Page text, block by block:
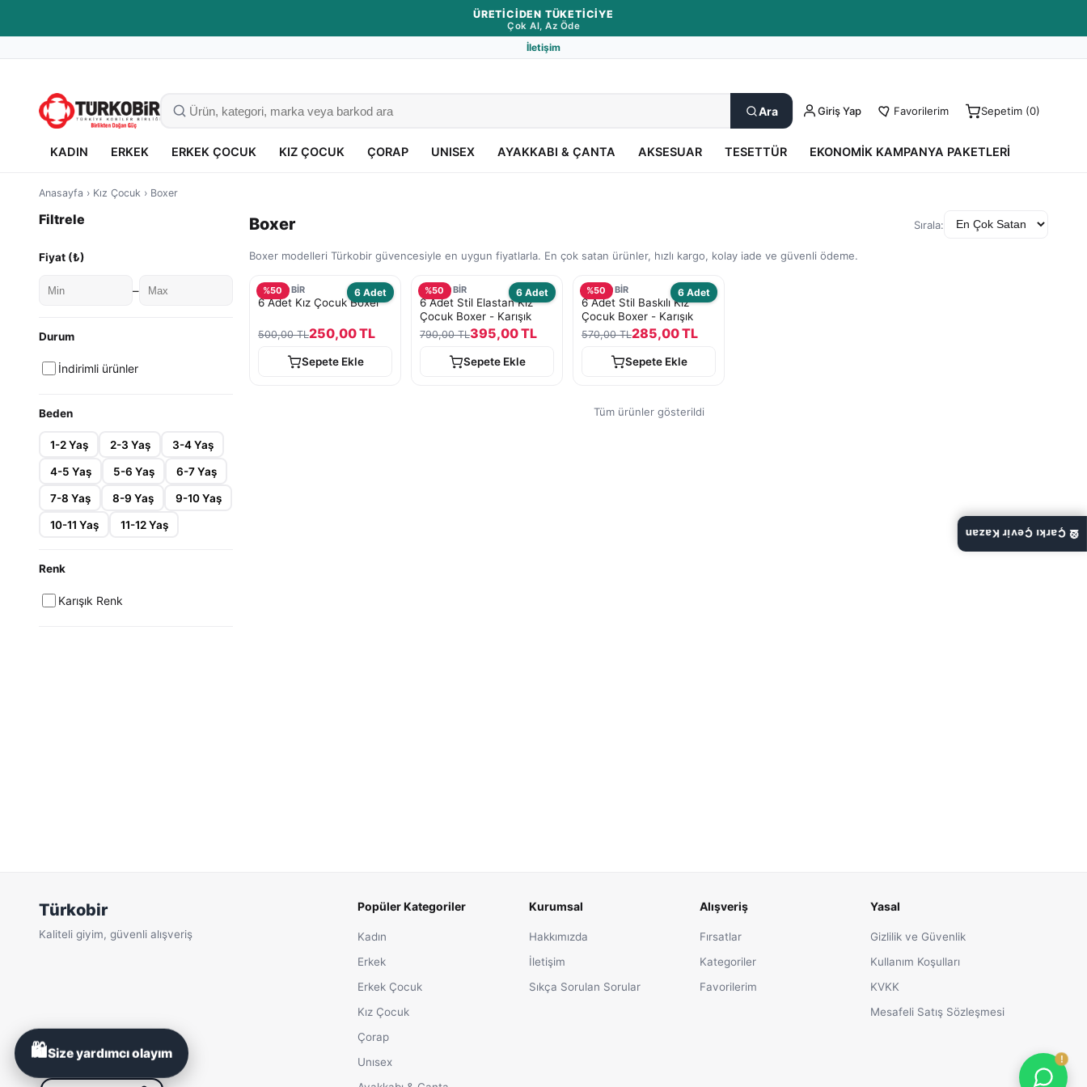
ÜRETICIDEN TÜKETICIYE
Çok Al, Az Öde
İletişim
Ara Giriş Yap Favorilerim Sepetim (0)
KADIN ERKEK ERKEK ÇOCUK KIZ ÇOCUK ÇORAP UNISEX AYAKKABI & ÇANTA AKSESUAR TESETTÜR EKONOMIK KAMPANYA PAKETLERI
Anasayfa › Kız Çocuk › Boxer
Filtrele
Fiyat (₺)
–
Durum
İndirimli ürünler
Beden
1-2 Yaş 2-3 Yaş 3-4 Yaş
4-5 Yaş 5-6 Yaş 6-7 Yaş
7-8 Yaş 8-9 Yaş 9-10 Yaş
10-11 Yaş 11-12 Yaş
Renk
Karışık Renk
Boxer Sırala:
Boxer modelleri Türkobir güvencesiyle en uygun fiyatlarla. En çok satan ürünler, hızlı kargo, kolay iade ve güvenli ödeme.
%50 6 Adet
TURKOBİR
6 Adet Kız Çocuk Boxer
500,00 TL250,00 TL
Sepete Ekle
%50 6 Adet
TURKOBİR
6 Adet Stil Elastan Kız
Çocuk Boxer - Karışık
790,00 TL395,00 TL
Sepete Ekle
%50 6 Adet
TURKOBİR
6 Adet Stil Baskılı Kız
Çocuk Boxer - Karışık
570,00 TL285,00 TL
Sepete Ekle
Tüm ürünler gösterildi
Türkobir
Kaliteli giyim, güvenli alışveriş
Popüler Kategoriler
Kadın
Erkek
Erkek Çocuk
Kız Çocuk
Çorap
Unısex
Kurumsal
Hakkımızda
İletişim
Sıkça Sorulan Sorular
Alışveriş
Fırsatlar
Kategoriler
Favorilerim
Yasal
Gizlilik ve Güvenlik
Kullanım Koşulları
KVKK
Mesafeli Satış Sözleşmesi
🛍️Size yardımcı olayım
🎡 Çarkı Çevir Kazan